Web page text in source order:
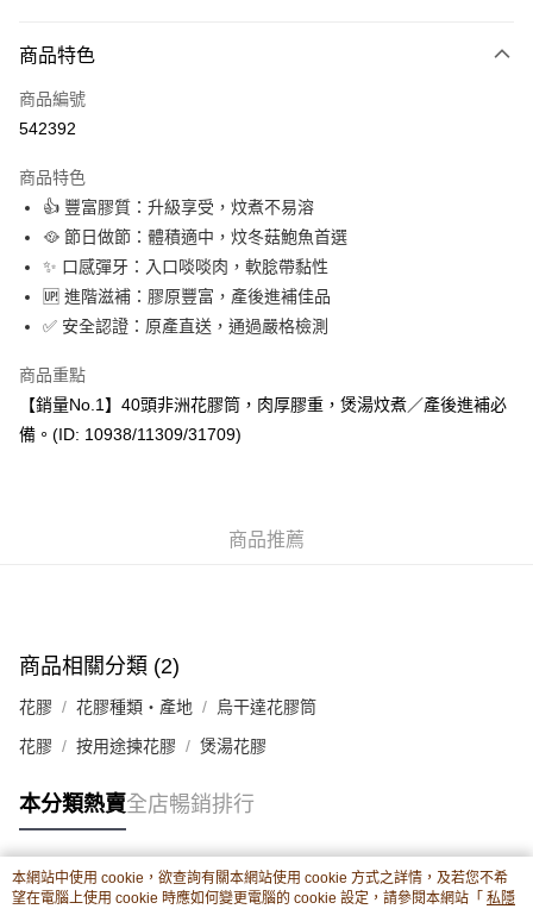
信用卡
Apple Pay
AlipayHK
PayMe
WeChat Pay
BoC Pay
其他轉帳方式
相關說明
轉數快識別碼(FPS ID)：4042362 中國銀行戶口：012-875-1-240680-7 匯
物流公司會改派其他自取點或其他配送方式。)
每筆HK$80.00，滿HK$380.00或以上免運費
每筆HK$80.00，滿HK$380.00或以上免運費
商品特色
商品編號
542392
商品特色
👍 豐富膠質：升級享受，炆煮不易溶
🥘 節日做節：體積適中，炆冬菇鮑魚首選
✨ 口感彈牙：入口啖啖肉，軟腍帶黏性
🆙 進階滋補：膠原豐富，產後進補佳品
✅ 安全認證：原產直送，通過嚴格檢測
商品重點
【銷量No.1】40頭非洲花膠筒，肉厚膠重，煲湯炆煮／產後進補必
備。(ID: 10938/11309/31709)
商品推薦
商品相關分類 (2)
花膠 花膠種類・產地 烏干達花膠筒
花膠 按用途揀花膠 煲湯花膠
本分類熱賣全店暢銷排行
熱門標籤
本網站中使用 cookie，欲查詢有關本網站使用 cookie 方式之詳情，及若您不希
望在電腦上使用 cookie 時應如何變更電腦的 cookie 設定，請參閱本網站「 私隱